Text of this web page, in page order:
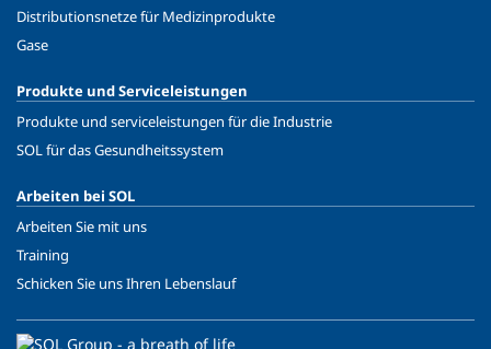
Distributionsnetze für Medizinprodukte
Gase
Produkte und Serviceleistungen
Produkte und serviceleistungen für die Industrie
SOL für das Gesundheitssystem
Arbeiten bei SOL
Arbeiten Sie mit uns
Training
Schicken Sie uns Ihren Lebenslauf